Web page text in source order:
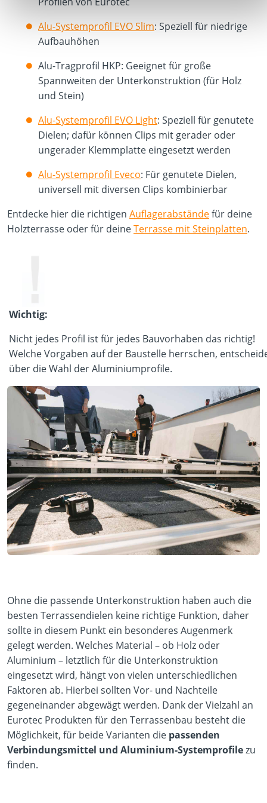
Alu-Systemprofil EVO Slim: Speziell für niedrige
Aufbauhöhen
Alu-Tragprofil HKP: Geeignet für große
Spannweiten der Unterkonstruktion (für Holz
und Stein)
Alu-Systemprofil EVO Light: Speziell für genutete
Dielen; dafür können Clips mit gerader oder
ungerader Klemmplatte eingesetzt werden
Alu-Systemprofil Eveco: Für genutete Dielen,
universell mit diversen Clips kombinierbar
Entdecke hier die richtigen Auflagerabständefür deine
Holzterrasse oder für deineTerrasse mit Steinplatten.
Wichtig:
Nicht jedes Profil ist für jedes Bauvorhaben das richtig!
Welche Vorgaben auf der Baustelle herrschen,
über die Wahl der Aluminiumprofile.
Ohne die passende Unterkonstruktion haben auch die
besten Terrassendielen keine richtige Funktion, daher
sollte in diesem Punkt ein besonderes Augenmerk
gelegt werden. Welches Material – ob Holz oder
Aluminium – letztlich für die Unterkonstruktion
eingesetzt wird, hängt von vielen unterschiedlichen
Faktoren ab. Hierbei sollten Vor- und Nachteile
gegeneinander abgewägt werden. Dank der Vielzahl an
Eurotec Produkten für den Terrassenbau besteht die
Möglichkeit, für beide Varianten die passenden
Verbindungsmittel und Aluminium-Systemprofilezu
finden.